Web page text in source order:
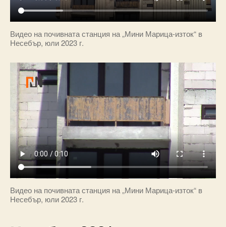
Видео на почивната станция на „Мини Марица-изток“ в
Несебър, юли 2023 г.
Видео на почивната станция на „Мини Марица-изток“ в
Несебър, юли 2023 г.